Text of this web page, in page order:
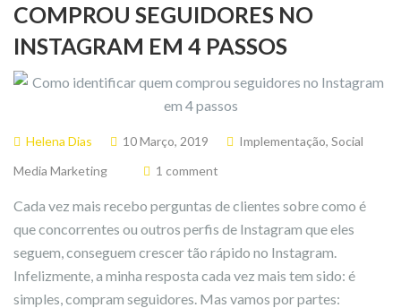
COMPROU SEGUIDORES NO
INSTAGRAM EM 4 PASSOS
Helena Dias 10 Março, 2019 Implementação, Social
Media Marketing
1 comment
Cada vez mais recebo perguntas de clientes sobre como é
que concorrentes ou outros perfis de Instagram que eles
seguem, conseguem crescer tão rápido no Instagram.
Infelizmente, a minha resposta cada vez mais tem sido: é
simples, compram seguidores. Mas vamos por partes: